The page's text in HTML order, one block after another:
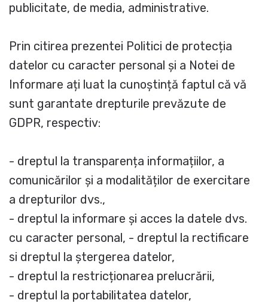
publicitate, de media, administrative.
Prin citirea prezentei Politici de protecția
datelor cu caracter personal și a Notei de
Informare ați luat la cunoștință faptul că vă
sunt garantate drepturile prevăzute de
GDPR, respectiv:
- dreptul la transparența informațiilor, a
comunicărilor și a modalităților de exercitare
a drepturilor dvs.,
- dreptul la informare și acces la datele dvs.
cu caracter personal, - dreptul la rectificare
si dreptul la ștergerea datelor,
- dreptul la restricționarea prelucrării,
- dreptul la portabilitatea datelor,